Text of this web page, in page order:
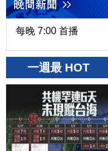
每晚 7:00 首播
一週最 HOT